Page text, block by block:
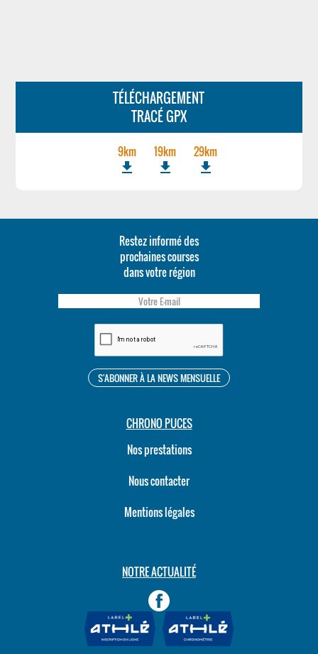
TÉLÉCHARGEMENT
TRACÉ GPX
9km
file_download
19km
file_download
29km
file_download
Restez informé des
prochaines courses
dans votre région
CHRONO PUCES
Nos prestations
Nous contacter
Mentions légales
NOTRE ACTUALITÉ